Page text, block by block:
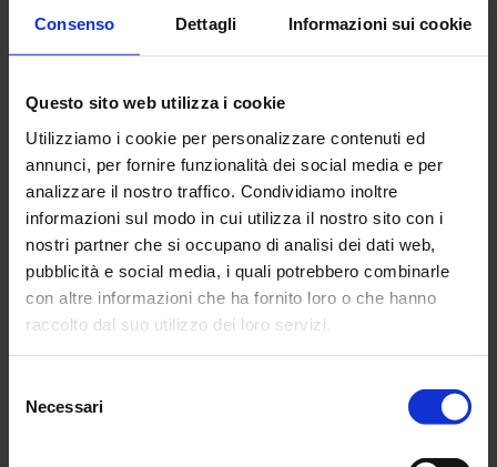
Consenso Dettagli Informazioni sui cookie
Questo sito web utilizza i cookie
Utilizziamo i cookie per personalizzare contenuti ed
annunci, per fornire funzionalità dei social media e per
analizzare il nostro traffico. Condividiamo inoltre
informazioni sul modo in cui utilizza il nostro sito con i
nostri partner che si occupano di analisi dei dati web,
pubblicità e social media, i quali potrebbero combinarle
con altre informazioni che ha fornito loro o che hanno
raccolto dal suo utilizzo dei loro servizi.
di confidenzialità
delNecessari
Estratto Catalogo
Strumenti Chauvin
Arnoux 2026 Ed1
Scarica Estratto Catalogo Strumenti Chauvin Arnoux 2026 Ed1
(5.19 mo)
18 Gen 2026